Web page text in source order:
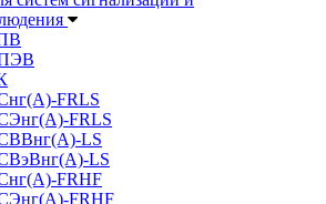
FRLS
FRLS
LS
LS
FRHF
FRHF